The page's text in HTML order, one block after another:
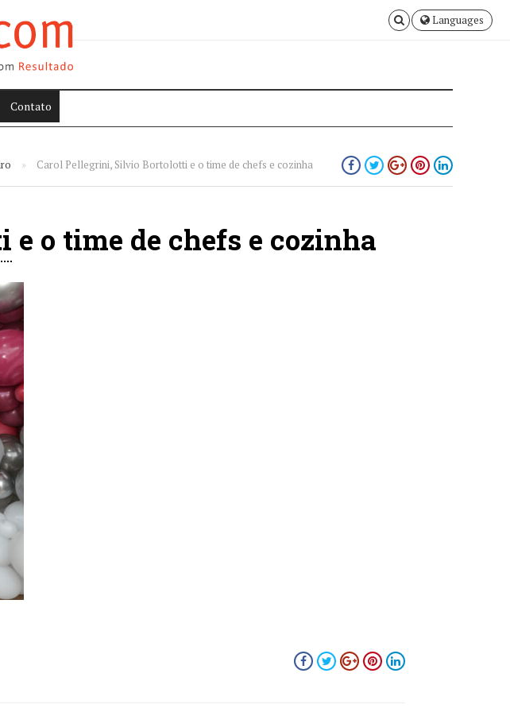
Languages
Contato
» Carol Pellegrini, Silvio Bortolotti e o time de chefs e cozinha
o time de chefs e cozinha